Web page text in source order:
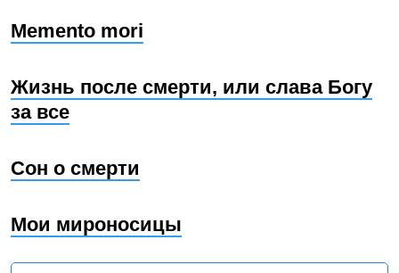
Memento mori
Жизнь после смерти, или слава Богу
за все
Сон о смерти
Мои мироносицы